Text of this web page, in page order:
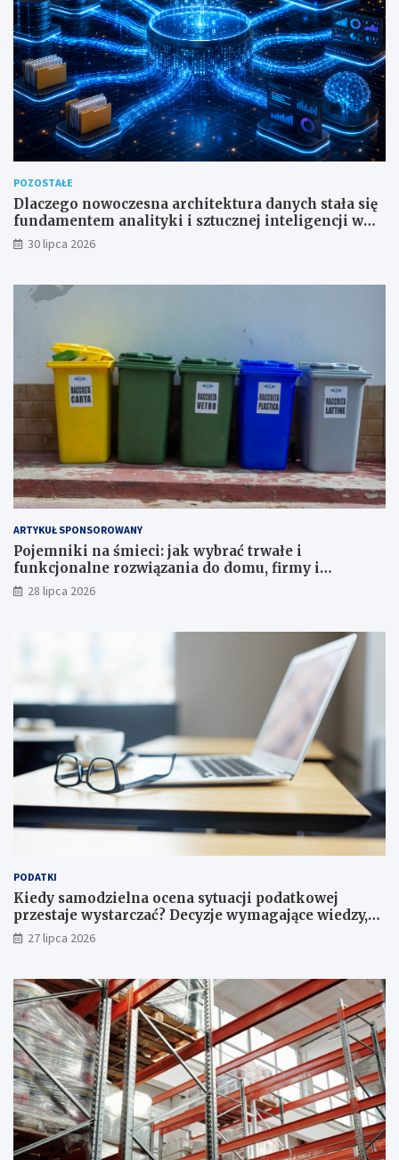
POZOSTAŁE
Dlaczego nowoczesna architektura danych stała się
fundamentem analityki i sztucznej inteligencji w
przedsiębiorstwach?
30 lipca 2026
ARTYKUŁ SPONSOROWANY
Pojemniki na śmieci: jak wybrać trwałe i
funkcjonalne rozwiązania do domu, firmy i
instytucji
28 lipca 2026
PODATKI
Kiedy samodzielna ocena sytuacji podatkowej
przestaje wystarczać? Decyzje wymagające wiedzy,
której nie zastąpi internet
27 lipca 2026